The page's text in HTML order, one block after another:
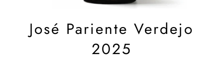
José Pariente Verdejo
2025